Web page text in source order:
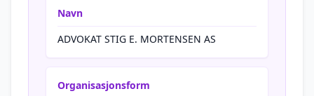
Navn
ADVOKAT STIG E. MORTENSEN AS
Organisasjonsform